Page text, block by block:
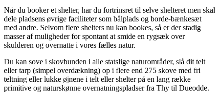
Når du booker et shelter, har du fortrinsret til selve shelteret men skal
dele pladsens øvrige faciliteter som bålplads og borde-bænkesæt
med andre. Selvom flere shelters nu kan bookes, så er der stadig
masser af muligheder for spontant at smide en rygsæk over
skulderen og overnatte i vores fælles natur.
Du kan sove i skovbunden i alle statslige naturområder, slå dit telt
eller tarp (simpel overdækning) op i flere end 275 skove med fri
teltning eller lukke øjnene i telt eller shelter på en lang række
primitive og naturskønne overnatningspladser fra Thy til Dueodde.